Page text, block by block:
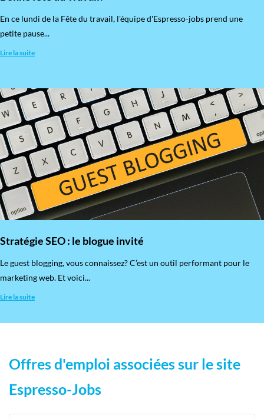
En ce lundi de la Fête du travail, l'équipe d'Espresso-jobs prend une
petite pause...
Lire la suite
Stratégie SEO : le blogue invité
​Le guest blogging, vous connaissez? C’est un outil performant pour le
marketing web. Et voici...
Lire la suite
Offres d'emploi associées sur le site
Espresso-Jobs